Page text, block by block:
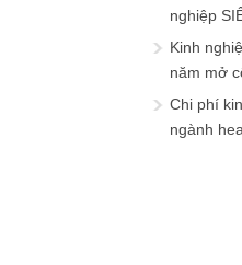
nghiệp
Kinh
năm mở
Chi phí
ngành